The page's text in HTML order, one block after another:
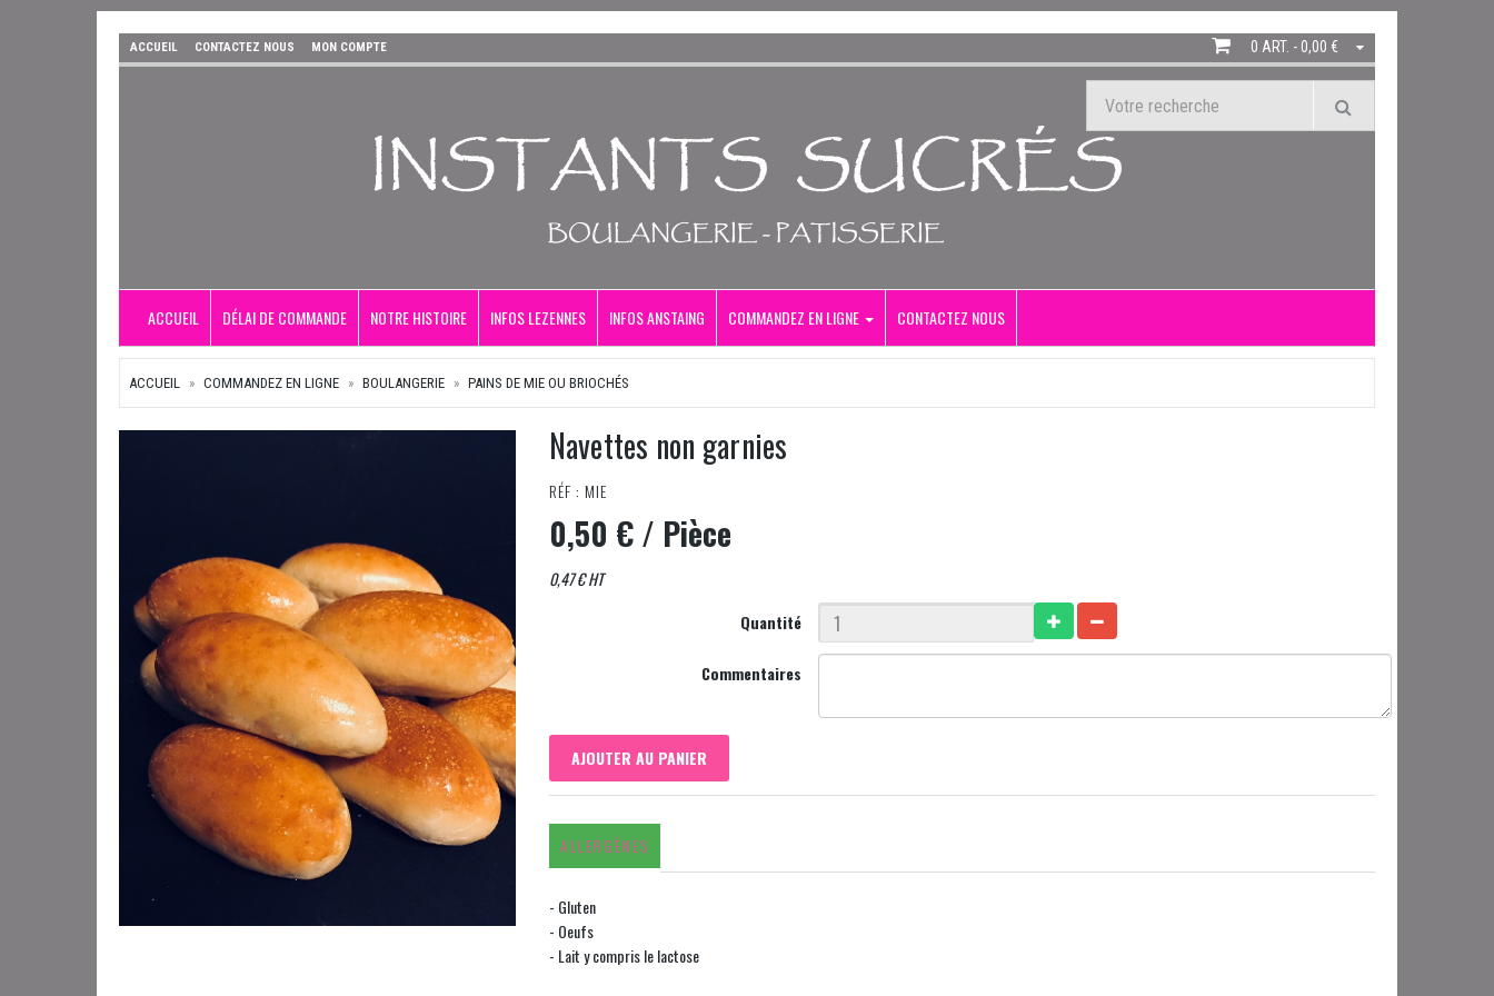
ACCUEIL CONTACTEZ NOUS MON COMPTE 0 ART. - 0,00 €
ACCUEIL DÉLAI DE COMMANDE NOTRE HISTOIRE INFOS LEZENNES INFOS ANSTAING COMMANDEZ EN LIGNE CONTACTEZ NOUS
ACCUEIL COMMANDEZ EN LIGNE BOULANGERIE PAINS DE MIE OU BRIOCHÉS
Navettes non garnies
RÉF : MIE
0,50 €/ Pièce
0,47 € HT
Quantité
Commentaires
AJOUTER AU PANIER
ALLERGÈNES
- Gluten
- Oeufs
- Lait y compris le lactose